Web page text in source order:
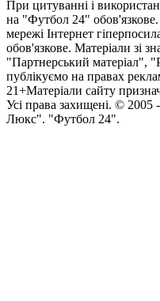
При цитуванні і
на "Футбол 24"
мережі Інтернет
обов'язкове. Матеріали зі
"Партнерський матеріал",
публікуємо на правах
21+Матеріали сайту
Усi права захищенi. © 2005 -
Люкс". "Футбол 24".